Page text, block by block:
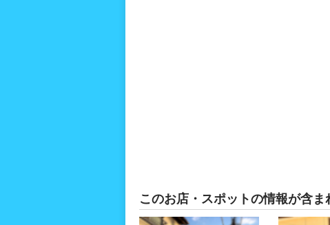
このお店・スポットの情報が含